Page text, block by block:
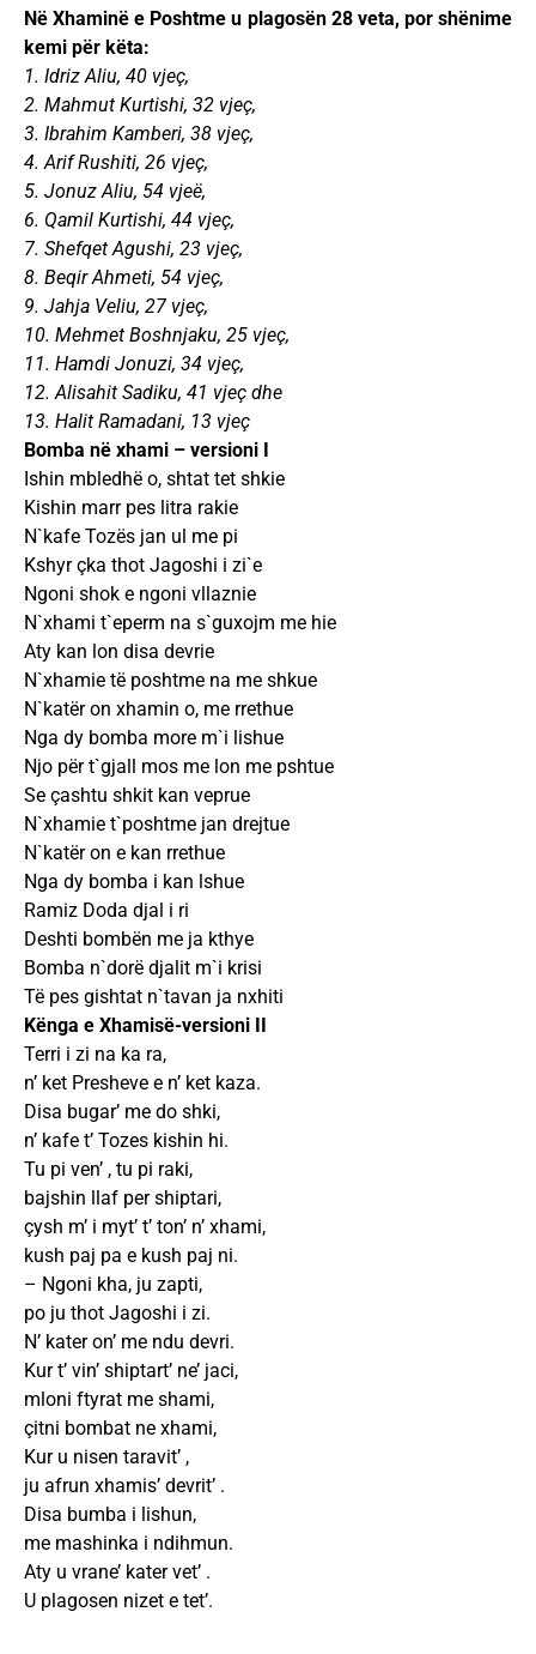
Në Xhaminë e Poshtme u plagosën 28 veta, por shënime
kemi për këta:
1. Idriz Aliu, 40 vjeç,
2. Mahmut Kurtishi, 32 vjeç,
3. Ibrahim Kamberi, 38 vjeç,
4. Arif Rushiti, 26 vjeç,
5. Jonuz Aliu, 54 vjeë,
6. Qamil Kurtishi, 44 vjeç,
7. Shefqet Agushi, 23 vjeç,
8. Beqir Ahmeti, 54 vjeç,
9. Jahja Veliu, 27 vjeç,
10. Mehmet Boshnjaku, 25 vjeç,
11. Hamdi Jonuzi, 34 vjeç,
12. Alisahit Sadiku, 41 vjeç dhe
13. Halit Ramadani, 13 vjeç
Bomba në xhami – versioni I
Ishin mbledhë o, shtat tet shkie
Kishin marr pes litra rakie
N`kafe Tozës jan ul me pi
Kshyr çka thot Jagoshi i zi`e
Ngoni shok e ngoni vllaznie
N`xhami t`eperm na s`guxojm me hie
Aty kan lon disa devrie
N`xhamie të poshtme na me shkue
N`katër on xhamin o, me rrethue
Nga dy bomba more m`i lishue
Njo për t`gjall mos me lon me pshtue
Se çashtu shkit kan veprue
N`xhamie t`poshtme jan drejtue
N`katër on e kan rrethue
Nga dy bomba i kan lshue
Ramiz Doda djal i ri
Deshti bombën me ja kthye
Bomba n`dorë djalit m`i krisi
Të pes gishtat n`tavan ja nxhiti
Kënga e Xhamisë-versioni II
Terri i zi na ka ra,
n’ ket Presheve e n’ ket kaza.
Disa bugar’ me do shki,
n’ kafe t’ Tozes kishin hi.
Tu pi ven’ , tu pi raki,
bajshin llaf per shiptari,
çysh m’ i myt’ t’ ton’ n’ xhami,
kush paj pa e kush paj ni.
– Ngoni kha, ju zapti,
po ju thot Jagoshi i zi.
N’ kater on’ me ndu devri.
Kur t’ vin’ shiptart’ ne’ jaci,
mloni ftyrat me shami,
çitni bombat ne xhami,
Kur u nisen taravit’ ,
ju afrun xhamis’ devrit’ .
Disa bumba i lishun,
me mashinka i ndihmun.
Aty u vrane’ kater vet’ .
U plagosen nizet e tet’.